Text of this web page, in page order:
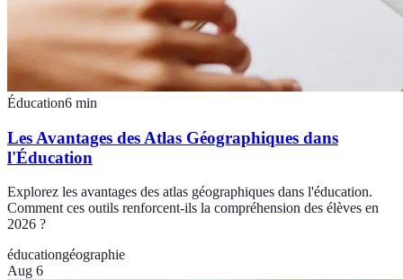
Éducation6 min
Les Avantages des Atlas Géographiques dans
l'Éducation
Explorez les avantages des atlas géographiques dans l'éducation.
Comment ces outils renforcent-ils la compréhension des élèves en
2026 ?
éducationgéographie
Aug 6